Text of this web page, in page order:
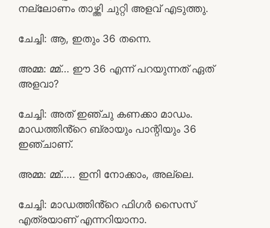
നല്ലോണം താഴ്ത്തി ചുറ്റി അളവ് എടുത്തു.
ചേച്ചി: ആ, ഇതും 36 തന്നെ.
അമ്മ: മ്മ്… ഈ 36 എന്ന് പറയുന്നത് ഏത്
അളവാ?
ചേച്ചി: അത് ഇഞ്ചു കണക്കാ മാഡം.
മാഡത്തിൻ്റെ ബ്രായും പാന്റിയും 36
ഇഞ്ചാണ്.
അമ്മ: മ്മ്….. ഇനി നോക്കാം, അല്ലെ.
ചേച്ചി: മാഡത്തിൻ്റെ ഫിഗർ സൈസ്
എത്രയാണ് എന്നറിയാനാ.